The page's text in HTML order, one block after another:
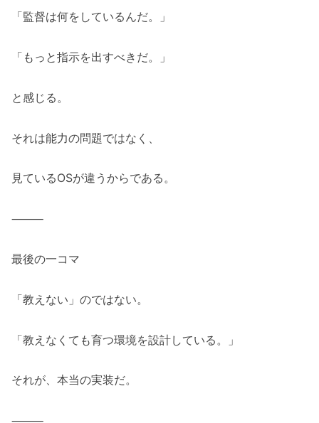
「監督は何をしているんだ。」
「もっと指示を出すべきだ。」
と感じる。
それは能力の問題ではなく、
見ているOSが違うからである。
⸻
最後の一コマ
「教えない」のではない。
「教えなくても育つ環境を設計している。」
それが、本当の実装だ。